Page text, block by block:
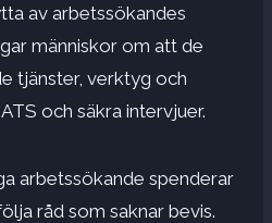
av arbetssökandes
människor om att de
tjänster, verktyg och
ATS och säkra intervjuer.
arbetssökande spenderar
råd som saknar bevis.